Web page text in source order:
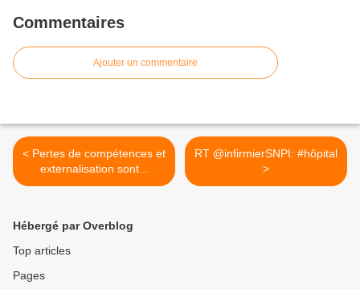
Commentaires
Ajouter un commentaire
< Pertes de compétences et
externalisation sont...
RT @infirmierSNPI: #hôpital
>
Hébergé par Overblog
Top articles
Pages